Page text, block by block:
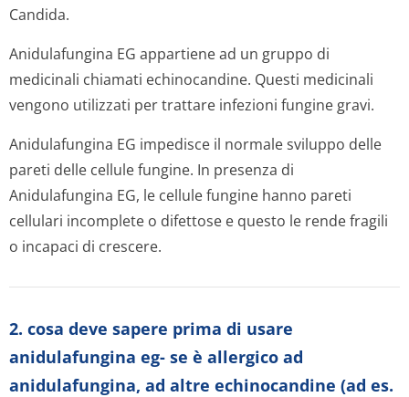
Candida.
Anidulafungina EG appartiene ad un gruppo di
medicinali chiamati echinocandine. Questi medicinali
vengono utilizzati per trattare infezioni fungine gravi.
Anidulafungina EG impedisce il normale sviluppo delle
pareti delle cellule fungine. In presenza di
Anidulafungina EG, le cellule fungine hanno pareti
cellulari incomplete o difettose e questo le rende fragili
o incapaci di crescere.
2. cosa deve sapere prima di usare
anidulafungina eg- se è allergico ad
anidulafungina, ad altre echinocandine (ad es.